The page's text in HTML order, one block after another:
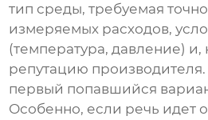
тип среды, требуемая
измеряемых расходов,
(температура, давление) и,
репутацию производителя.
первый попавшийся
Особенно, если речь идет